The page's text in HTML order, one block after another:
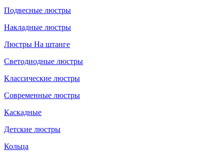
Подвесные люстры
Накладные люстры
Люстры На штанге
Светодиодные люстры
Классические люстры
Современные люстры
Каскадные
Детские люстры
Кольца